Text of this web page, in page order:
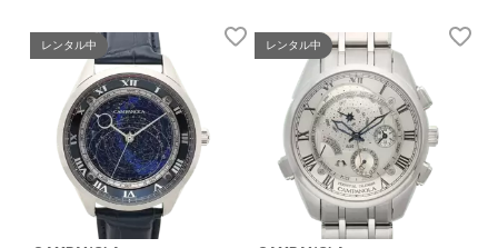
レンタル中 レンタル中